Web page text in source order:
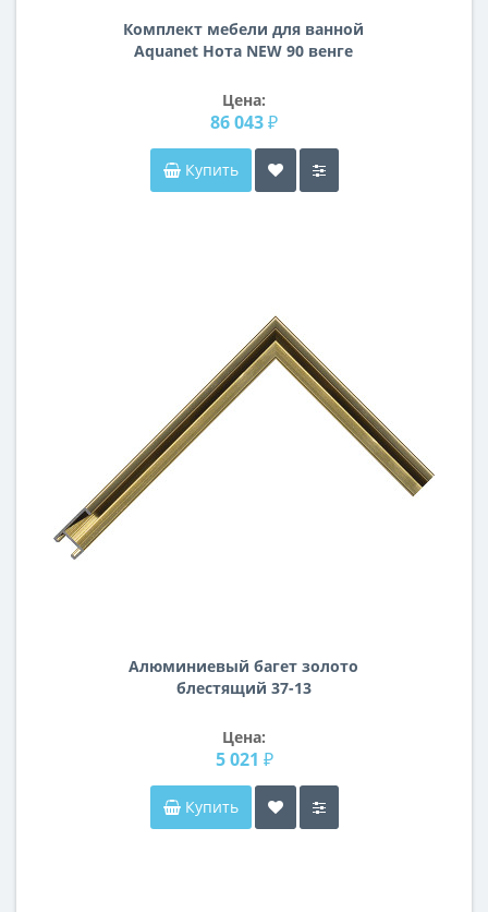
Комплект мебели для ванной
Aquanet Нота NEW 90 венге
Цена:
86 043 ₽
Купить
Алюминиевый багет золото
блестящий 37-13
Цена:
5 021 ₽
Купить